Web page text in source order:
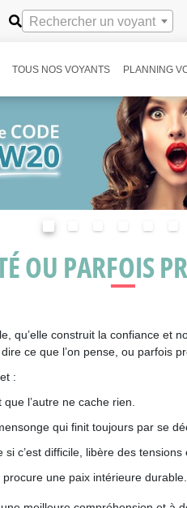
Rechercher un voyant
TOUS NOS VOYANTS PLANNING
OU PARFOIS
qu’elle construit la confiance
ce que l’on pense, ou parfois
:
l’autre ne cache rien.
qui finit toujours par se
c’est difficile, libère des
une paix intérieure durable.